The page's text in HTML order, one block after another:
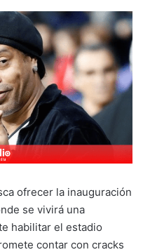
ofrecer la inauguración
se vivirá una
habilitar el estadio
contar con cracks